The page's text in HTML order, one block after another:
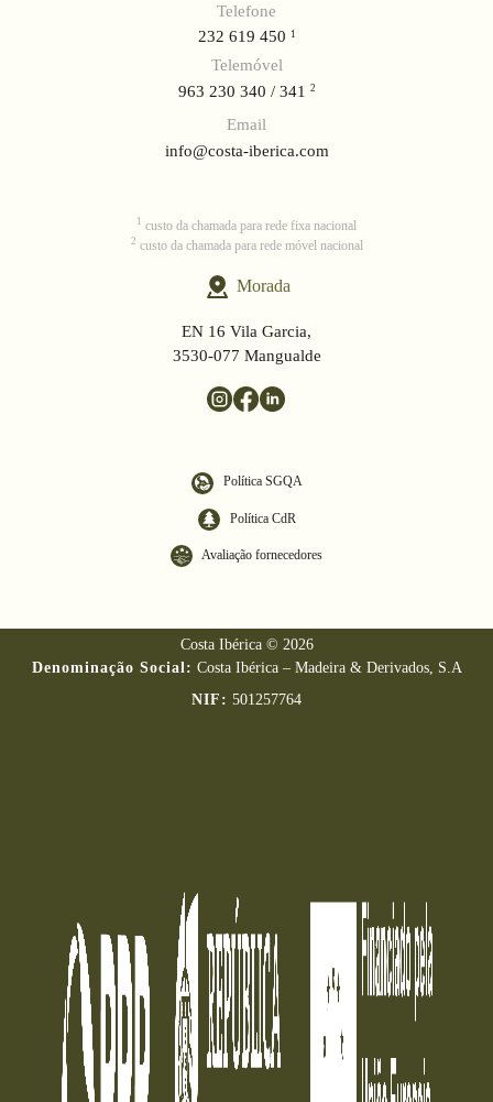
Telefone
232 619 450 1
Telemóvel
963 230 340 / 341
2
Email
info@costa-iberica.com
1 custo da chamada para rede fixa nacional
2 custo da chamada para rede móvel nacional
Morada
EN 16 Vila Garcia,
3530-077 Mangualde
Política SGQA
Política CdR
Avaliação fornecedores
Costa Ibérica © 2026
Denominação Social: Costa Ibérica – Madeira & Derivados, S.A
NIF: 501257764